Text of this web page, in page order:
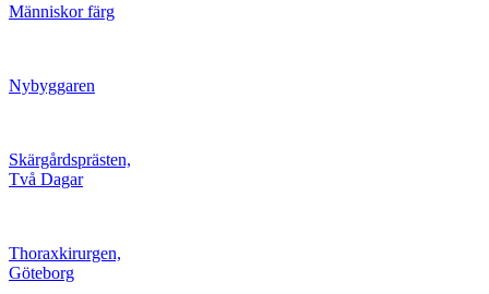
Människor färg
Nybyggaren
Skärgårdsprästen,
Två Dagar
Thoraxkirurgen,
Göteborg